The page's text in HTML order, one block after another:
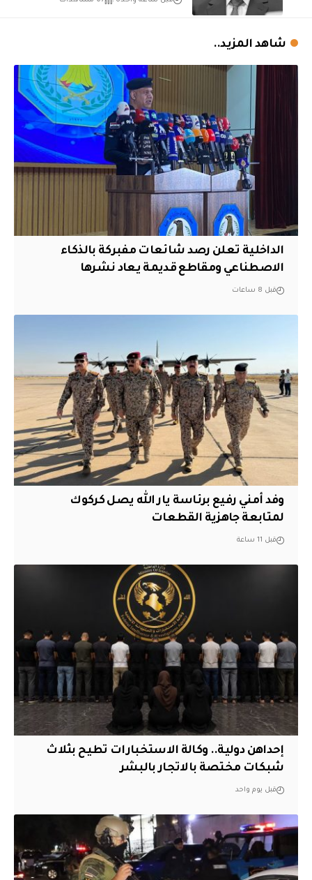
شاهد المزيد..
الداخلية تعلن رصد شائعات مفبركة بالذكاء
الاصطناعي ومقاطع قديمة يعاد نشرها
قبل 8 ساعات
وفد أمني رفيع برئاسة يار الله يصل كركوك
لمتابعة جاهزية القطعات
قبل 11 ساعة
إحداهن دولية.. وكالة الاستخبارات تطيح بثلاث
شبكات مختصة بالاتجار بالبشر
قبل يوم واحد